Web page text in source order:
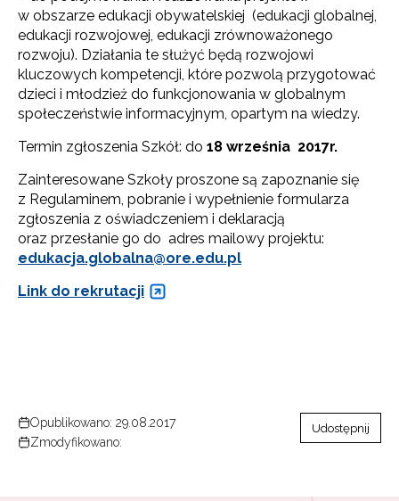
w obszarze edukacji obywatelskiej (edukacji globalnej,
edukacji rozwojowej, edukacji zrównoważonego
rozwoju). Działania te służyć będą rozwojowi
kluczowych kompetencji, które pozwolą przygotować
dzieci i młodzież do funkcjonowania w globalnym
społeczeństwie informacyjnym, opartym na wiedzy.
Termin zgłoszenia Szkół: do 18 września 2017r.
Zainteresowane Szkoły proszone są zapoznanie się
z Regulaminem, pobranie i wypełnienie formularza
zgłoszenia z oświadczeniem i deklaracją
oraz przesłanie go do adres mailowy projektu:
edukacja.globalna@ore.edu.pl
Link do rekrutacji
Opublikowano: 29.08.2017
Zmodyfikowano:
Udostępnij